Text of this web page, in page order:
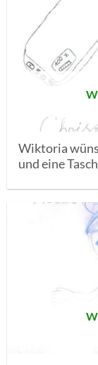
Wiktoria
und eine